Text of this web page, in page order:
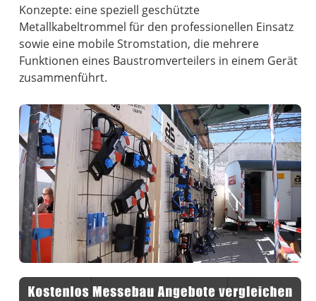
Konzepte: eine speziell geschützte
Metallkabeltrommel für den professionellen Einsatz
sowie eine mobile Stromstation, die mehrere
Funktionen eines Baustromverteilers in einem Gerät
zusammenführt.